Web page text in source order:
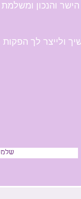
והנכון ומשלמת
ולייצר לך